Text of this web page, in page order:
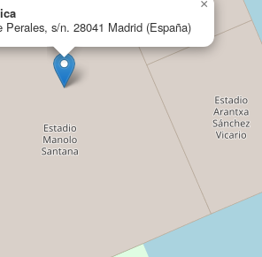
Perales, s/n. 28041 Madrid (España)
×